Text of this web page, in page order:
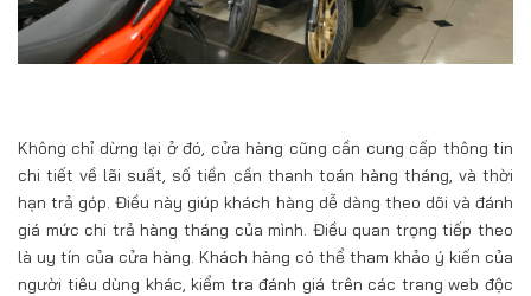
Không chỉ dừng lại ở đó, cửa hàng cũng cần cung cấp thông tin
chi tiết về lãi suất, số tiền cần thanh toán hàng tháng, và thời
hạn trả góp. Điều này giúp khách hàng dễ dàng theo dõi và đánh
giá mức chi trả hàng tháng của mình. Điều quan trọng tiếp theo
là uy tín của cửa hàng. Khách hàng có thể tham khảo ý kiến của
người tiêu dùng khác, kiểm tra đánh giá trên các trang web độc